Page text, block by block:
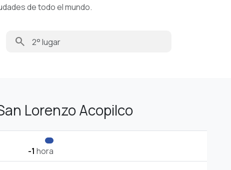
de todo el mundo.
search
Lorenzo Acopilco
-1 hora